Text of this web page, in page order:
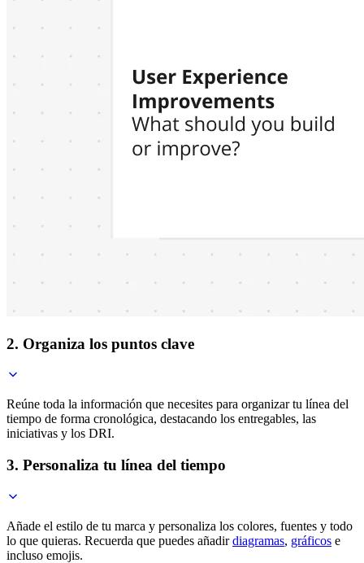
2. Organiza los puntos clave
Reúne toda la información que necesites para organizar tu línea del
tiempo de forma cronológica, destacando los entregables, las
iniciativas y los DRI.
3. Personaliza tu línea del tiempo
Añade el estilo de tu marca y personaliza los colores, fuentes y todo
lo que quieras. Recuerda que puedes añadirdiagramas, gráficos e
incluso emojis.